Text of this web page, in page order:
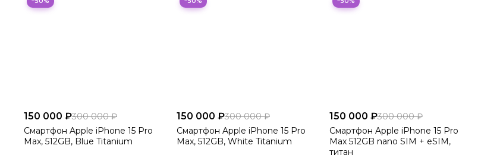
150 000 ₽300 000 ₽
Смартфон Apple iPhone 15 Pro
Max, 512GB, Blue Titanium
150 000 ₽300 000 ₽
Смартфон Apple iPhone 15 Pro
Max, 512GB, White Titanium
150 000 ₽300 000 ₽
Смартфон Apple iPhone 15 Pro
Max 512GB nano SIM + eSIM,
титан